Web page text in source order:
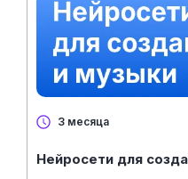
3 месяца
Нейросети для